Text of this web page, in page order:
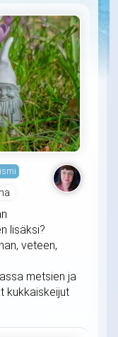
lisäksi?
veteen,
metsien ja
kukkaiskeijut